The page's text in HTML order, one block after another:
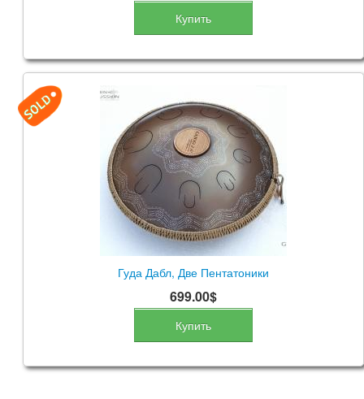
Купить
Гуда Дабл, Две Пентатоники
699.00$
Купить